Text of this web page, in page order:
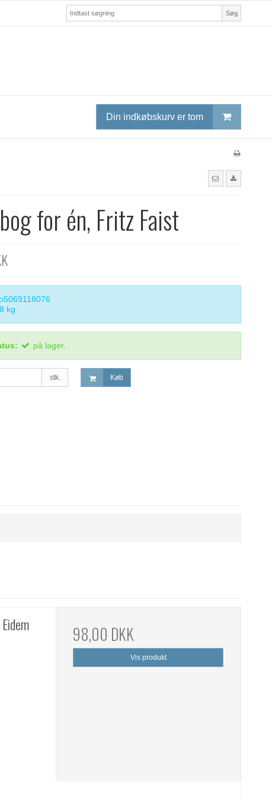
Søg
Din indkøbskurv er tom
for én, Fritz Faist
kg.
på lager.
stk. Køb
98,00 DKK
Vis produkt